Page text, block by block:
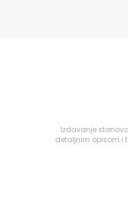
Izdavanje
detaljnim opisom i